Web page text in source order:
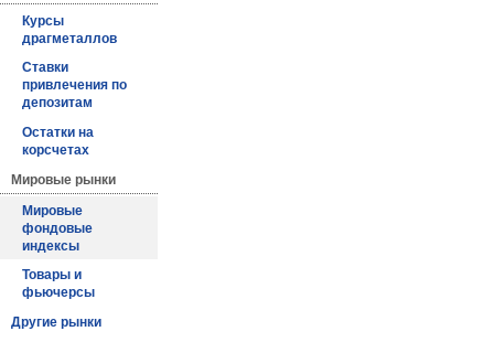
Курсы
драгметаллов
Ставки
привлечения по
депозитам
Остатки на
корсчетах
Мировые рынки
Мировые
фондовые
индексы
Товары и
фьючерсы
Другие рынки